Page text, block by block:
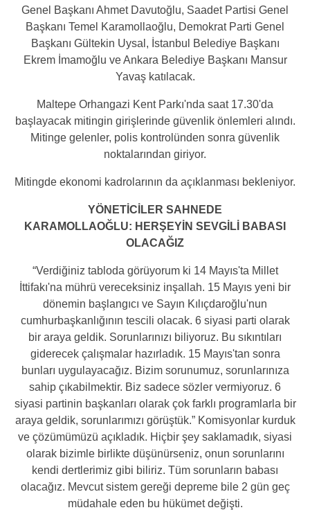
Genel Başkanı Ahmet Davutoğlu, Saadet Partisi Genel
Başkanı Temel Karamollaoğlu, Demokrat Parti Genel
Başkanı Gültekin Uysal, İstanbul Belediye Başkanı
Ekrem İmamoğlu ve Ankara Belediye Başkanı Mansur
Yavaş katılacak.
Maltepe Orhangazi Kent Parkı'nda saat 17.30'da
başlayacak mitingin girişlerinde güvenlik önlemleri alındı.
Mitinge gelenler, polis kontrolünden sonra güvenlik
noktalarından giriyor.
Mitingde ekonomi kadrolarının da açıklanması bekleniyor.
YÖNETİCİLER SAHNEDE
KARAMOLLAOĞLU: HERŞEYİN SEVGİLİ BABASI
OLACAĞIZ
“Verdiğiniz tabloda görüyorum ki 14 Mayıs'ta Millet
İttifakı'na mührü vereceksiniz inşallah. 15 Mayıs yeni bir
dönemin başlangıcı ve Sayın Kılıçdaroğlu'nun
cumhurbaşkanlığının tescili olacak. 6 siyasi parti olarak
bir araya geldik. Sorunlarınızı biliyoruz. Bu sıkıntıları
giderecek çalışmalar hazırladık. 15 Mayıs'tan sonra
bunları uygulayacağız. Bizim sorunumuz, sorunlarınıza
sahip çıkabilmektir. Biz sadece sözler vermiyoruz. 6
siyasi partinin başkanları olarak çok farklı programlarla bir
araya geldik, sorunlarımızı görüştük.” Komisyonlar kurduk
ve çözümümüzü açıkladık. Hiçbir şey saklamadık, siyasi
olarak bizimle birlikte düşünürseniz, onun sorunlarını
kendi dertlerimiz gibi biliriz. Tüm sorunların babası
olacağız. Mevcut sistem gereği depreme bile 2 gün geç
müdahale eden bu hükümet değişti.